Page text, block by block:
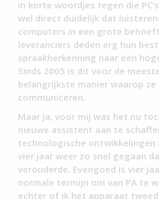
in korte woordjes tegen die
wel direct duidelijk dat
computers in een grote
leveranciers deden erg hun
spraakherkenning naar een
Sinds 2005 is dit voor de
belangrijkste manier waarop ze
communiceren.
Maar ja, voor mij was het nu
nieuwe assistent aan te
technologische ontwikkelingen
vier jaar weer zo snel gegaan
verouderde. Evengoed is vier
normale termijn om van PA te
echter of ik het apparaat